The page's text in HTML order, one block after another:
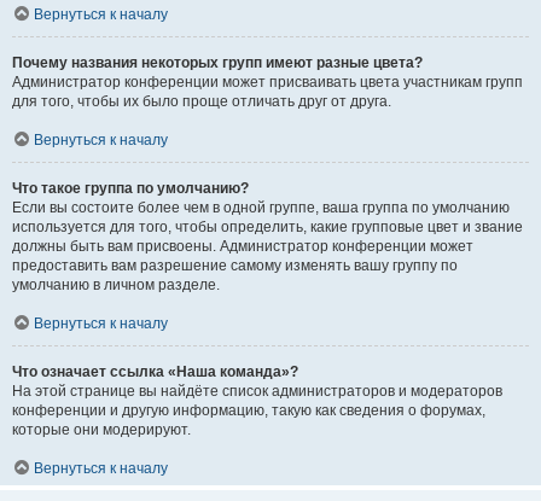
Вернуться к началу
Почему названия некоторых групп имеют разные цвета?
Администратор конференции может присваивать цвета участникам групп
для того, чтобы их было проще отличать друг от друга.
Вернуться к началу
Что такое группа по умолчанию?
Если вы состоите более чем в одной группе, ваша группа по умолчанию
используется для того, чтобы определить, какие групповые цвет и звание
должны быть вам присвоены. Администратор конференции может
предоставить вам разрешение самому изменять вашу группу по
умолчанию в личном разделе.
Вернуться к началу
Что означает ссылка «Наша команда»?
На этой странице вы найдёте список администраторов и модераторов
конференции и другую информацию, такую как сведения о форумах,
которые они модерируют.
Вернуться к началу